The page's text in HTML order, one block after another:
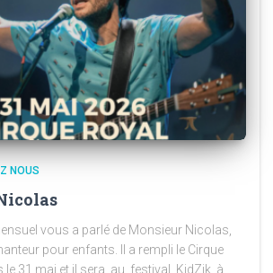
NOUS
vous a parlé de Monsieur Nicolas,
pour enfants. Il a rempli le Cirque
le 31 mai et il sera au festival KidZik à